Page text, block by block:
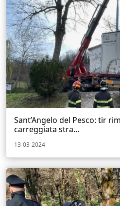
Sant’Angelo del Pesco: tir
carreggiata stra...
13-03-2024